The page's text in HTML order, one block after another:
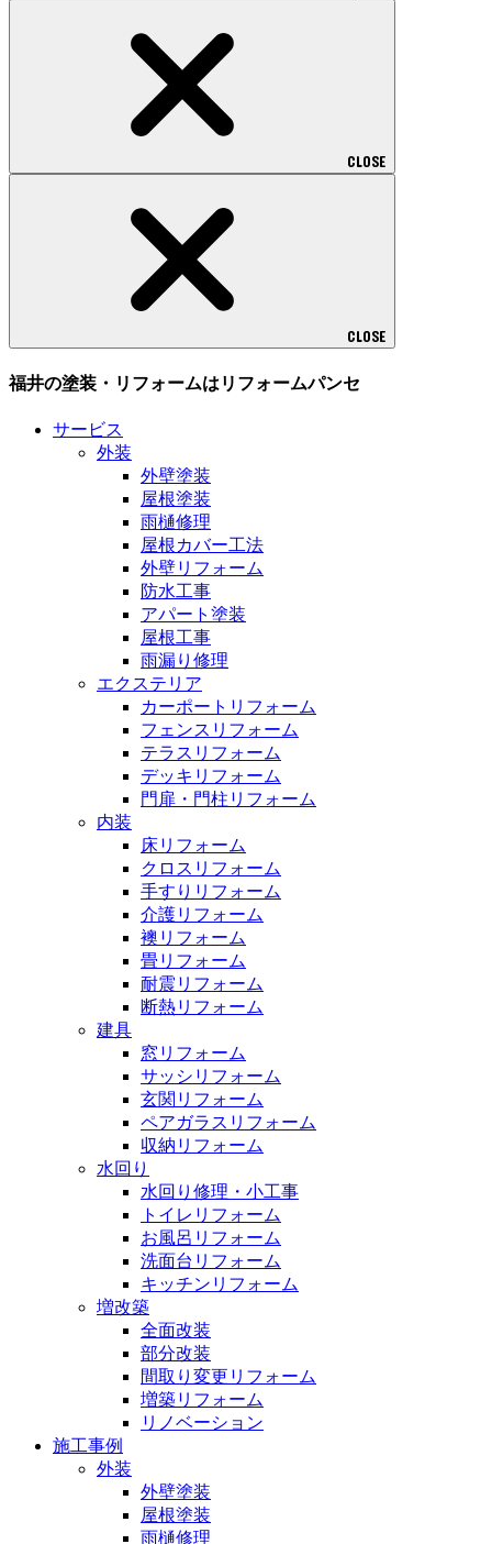
CLOSE
CLOSE
福井の塗装・リフォームはリフォームパンセ
サービス
外装
外壁塗装
屋根塗装
雨樋修理
屋根カバー工法
外壁リフォーム
防水工事
アパート塗装
屋根工事
雨漏り修理
エクステリア
カーポートリフォーム
フェンスリフォーム
テラスリフォーム
デッキリフォーム
門扉・門柱リフォーム
内装
床リフォーム
クロスリフォーム
手すりリフォーム
介護リフォーム
襖リフォーム
畳リフォーム
耐震リフォーム
断熱リフォーム
建具
窓リフォーム
サッシリフォーム
玄関リフォーム
ペアガラスリフォーム
収納リフォーム
水回り
水回り修理・小工事
トイレリフォーム
お風呂リフォーム
洗面台リフォーム
キッチンリフォーム
増改築
全面改装
部分改装
間取り変更リフォーム
増築リフォーム
リノベーション
施工事例
外装
外壁塗装
屋根塗装
雨樋修理